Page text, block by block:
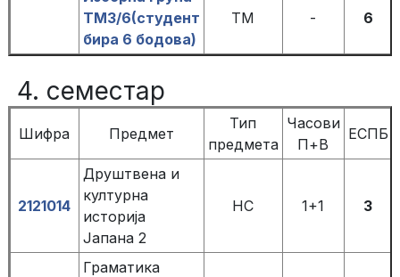
ТМ3/6(студент
бира 6 бодова)
ТМ - 6
4. семестар
Шифра Предмет
Тип
предмета
Часови
П+В
ЕСПБ
2121014
Друштвена и
културна
историја
Јапана 2
НС 1+1 3
Граматика